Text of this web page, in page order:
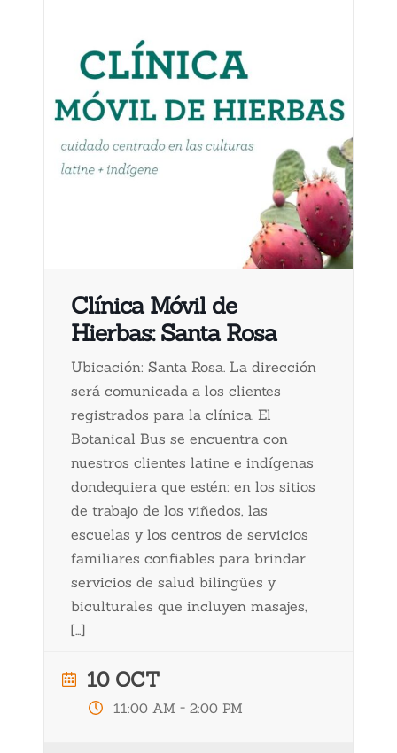
Clínica Móvil de
Hierbas: Santa Rosa
Ubicación: Santa Rosa. La dirección
será comunicada a los clientes
registrados para la clínica. El
Botanical Bus se encuentra con
nuestros clientes latine e indígenas
dondequiera que estén: en los sitios
de trabajo de los viñedos, las
escuelas y los centros de servicios
familiares confiables para brindar
servicios de salud bilingües y
biculturales que incluyen masajes,
[…]
10 OCT
11:00 AM - 2:00 PM